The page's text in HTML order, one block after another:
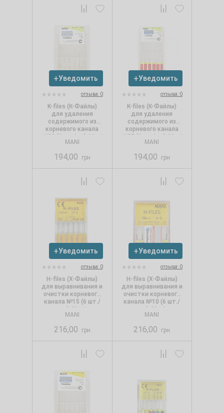
Уведомить
отзыва: 0
K-files (К-Файлы)
для удаления
содержимого из
корневого канала
№30 (6 шт./уп.), Mani
MANI
194,00 грн
Уведомить
отзыва: 0
K-files (К-Файлы)
для удаления
содержимого из
корневого канала
№25 (6 шт./уп.), Mani
MANI
194,00 грн
Уведомить
отзыва: 0
Н-files (Х-Файлы)
для выравнивания и
очистки корневого
канала №15 (6 шт./
уп.), Mani
MANI
216,00 грн
Уведомить
отзыва: 0
Н-files (Х-Файлы)
для выравнивания и
очистки корневого
канала №10 (6 шт./
уп.), Mani
MANI
216,00 грн